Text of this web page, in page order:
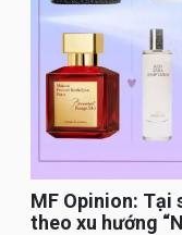
MF Opinion: Tại
theo xu hướng